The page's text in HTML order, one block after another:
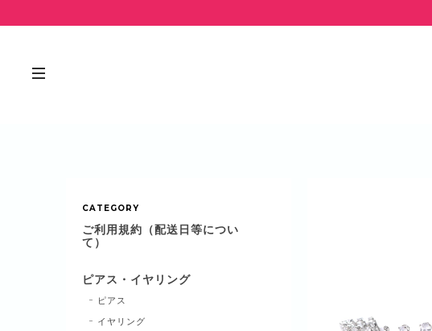
CATEGORY
ご利用規約（配送日等につい
て）
ピアス・イヤリング
ピアス
イヤリング